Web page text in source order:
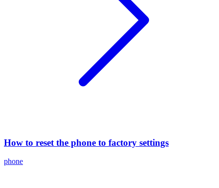
How to reset the phone to factory settings
phone